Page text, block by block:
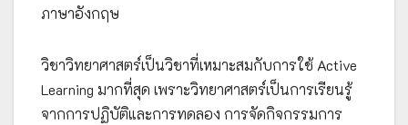
ภาษาอังกฤษ
วิชาวิทยาศาสตร์เป็นวิชาที่เหมาะสมกับการใช้ Active
Learning มากที่สุด เพราะวิทยาศาสตร์เป็นการเรียนรู้
จากการปฏิบัติและการทดลอง การจัดกิจกรรมการ